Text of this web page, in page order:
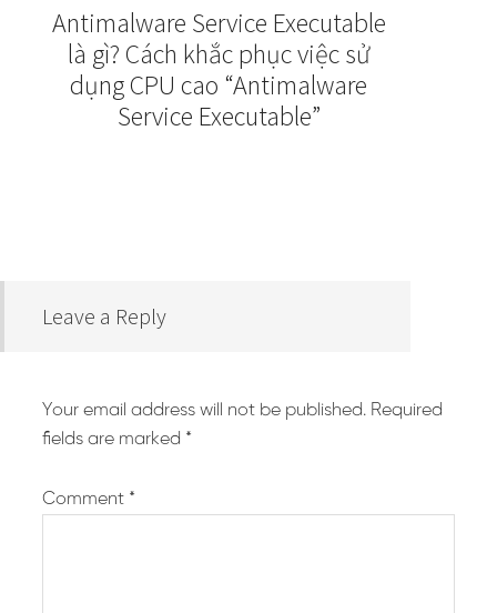
Antimalware Service Executable
là gì? Cách khắc phục việc sử
dụng CPU cao “Antimalware
Service Executable”
Leave a Reply
Your email address will not be published. Required
fields are marked *
Comment *